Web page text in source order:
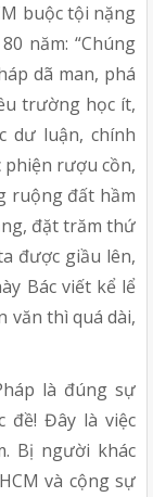
buộc tội nặng
năm: “Chúng
dã man, phá
trường học ít,
dư luận, chính
phiện rượu cồn,
ruộng đất hầm
đặt trăm thứ
được giầu lên,
Bác viết kể lể
văn thì quá dài,
là đúng sự
đề! Đây là việc
Bị người khác
và cộng sự